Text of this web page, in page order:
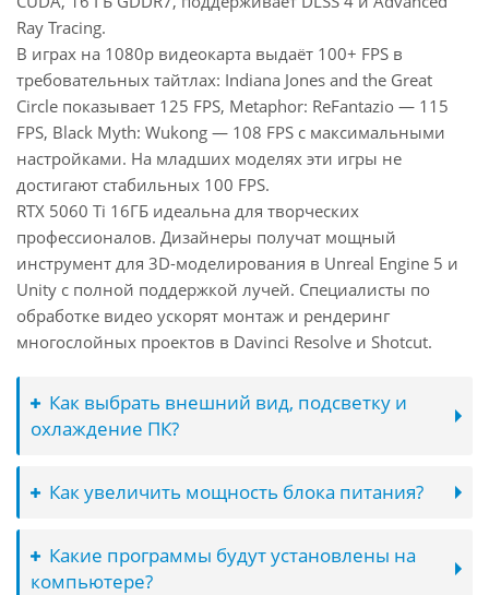
Ray Tracing.
В играх на 1080p видеокарта выдаёт 100+ FPS в
требовательных тайтлах: Indiana Jones and the Great
Circle показывает 125 FPS, Metaphor: ReFantazio — 115
FPS, Black Myth: Wukong — 108 FPS с максимальными
настройками. На младших моделях эти игры не
достигают стабильных 100 FPS.
RTX 5060 Ti 16ГБ идеальна для творческих
профессионалов. Дизайнеры получат мощный
инструмент для 3D-моделирования в Unreal Engine 5 и
Unity с полной поддержкой лучей. Специалисты по
обработке видео ускорят монтаж и рендеринг
многослойных проектов в Davinci Resolve и Shotcut.
Как выбрать внешний вид, подсветку и
охлаждение ПК?
Как увеличить мощность блока питания?
Какие программы будут установлены на
компьютере?